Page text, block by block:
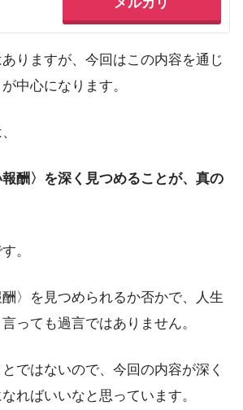
りますが、今回はこの内容を通じ
中心になります。
報酬〉を深く見つめることが、真の
。
酬〉を見つめられるか否かで、人生
っても過言ではありません。
ではないので、今回の内容が深く
ればいいなと思っています。